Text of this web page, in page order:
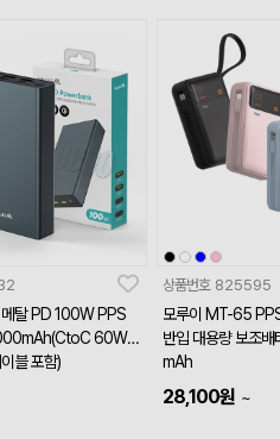
메탈 PD 100W PPS
60W
블 포함)
상품번호 825595
모루이 MT-65
반입 대용량 보조
mAh
28,100원 ~